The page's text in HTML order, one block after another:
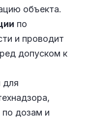
объекта.
по
и проводит
допуском к
для
дозам и